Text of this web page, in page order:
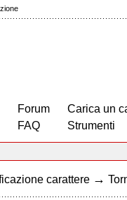
Forum
FAQ
Carica un
Strumenti
carattere →